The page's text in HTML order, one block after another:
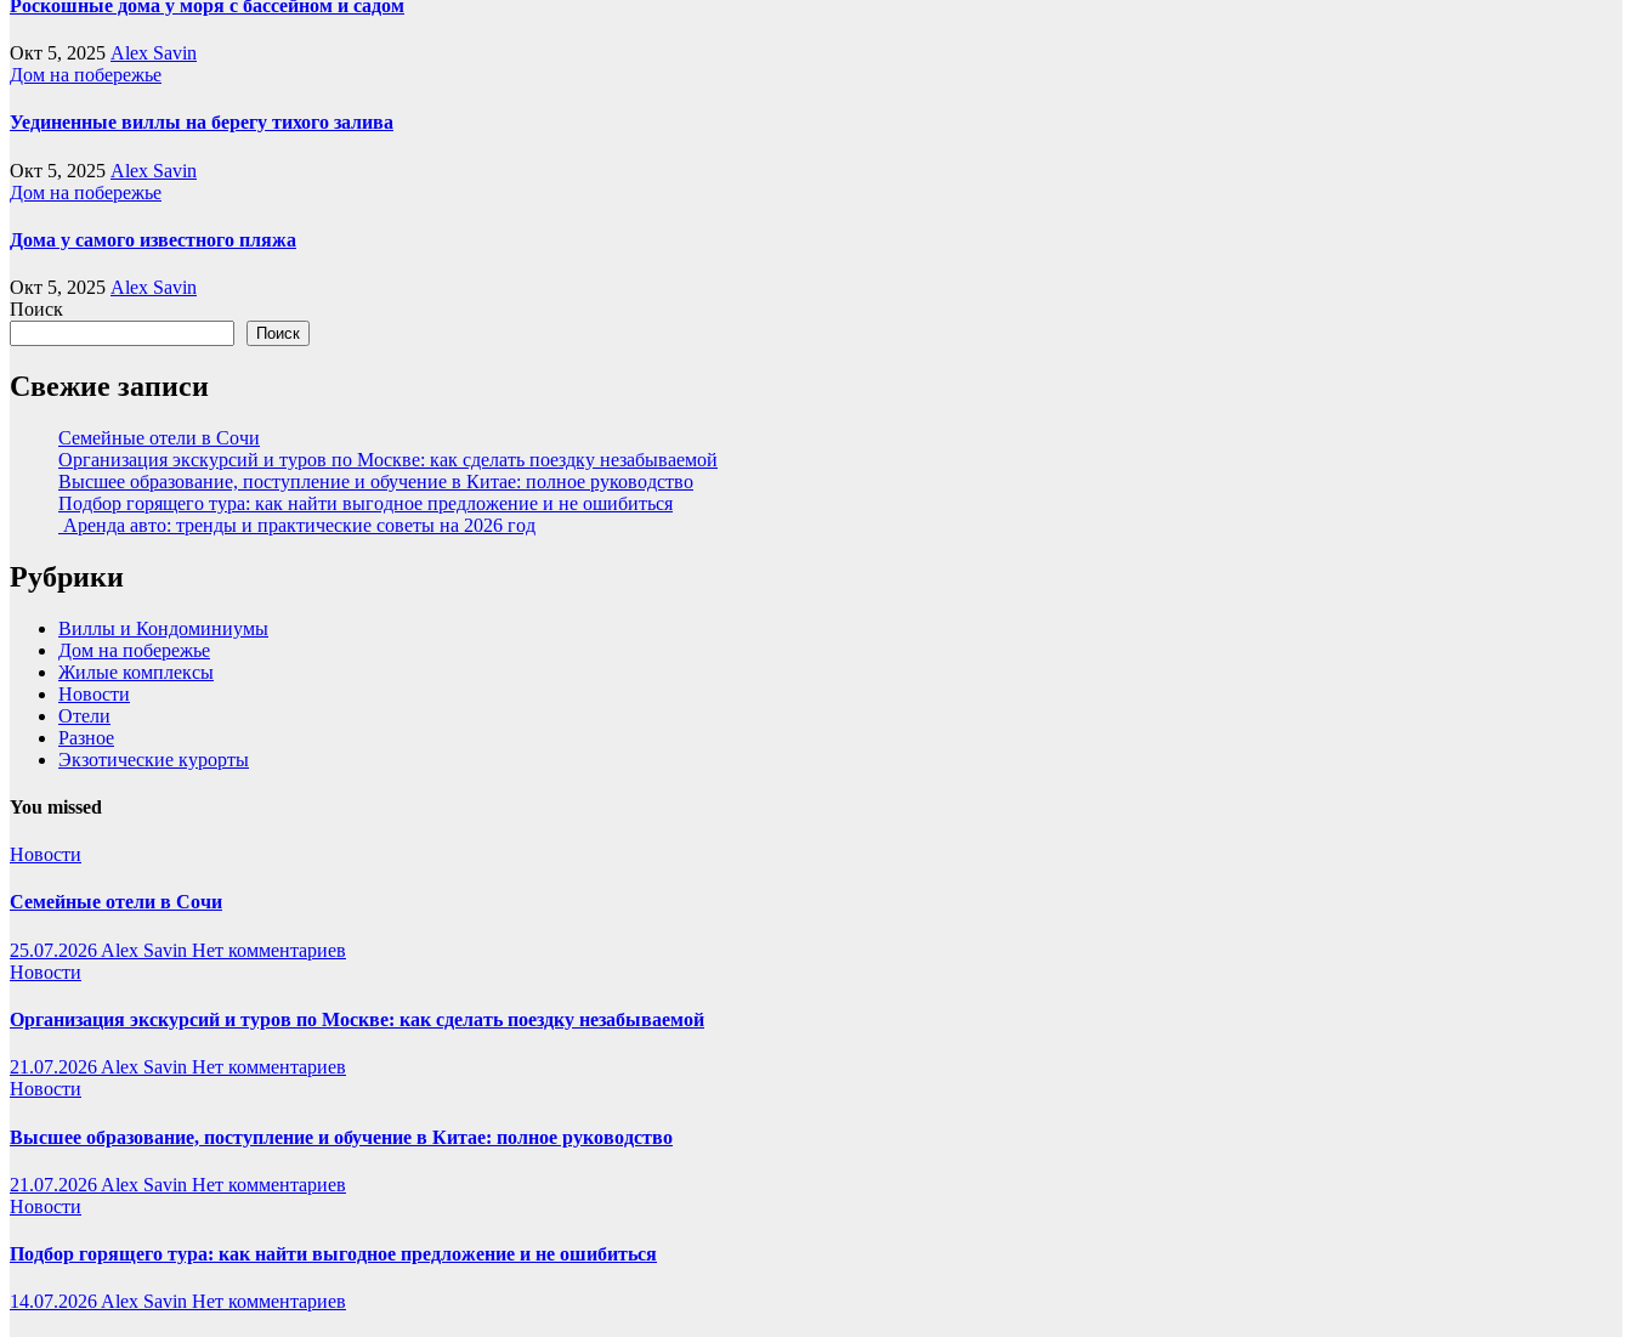
Роскошные дома у моря с бассейном и садом
Окт 5, 2025 Alex Savin
Дом на побережье
Уединенные виллы на берегу тихого залива
Окт 5, 2025 Alex Savin
Дом на побережье
Дома у самого известного пляжа
Окт 5, 2025 Alex Savin
Поиск
Поиск
Свежие записи
Семейные отели в Сочи
Организация экскурсий и туров по Москве: как сделать поездку незабываемой
Высшее образование, поступление и обучение в Китае: полное руководство
Подбор горящего тура: как найти выгодное предложение и не ошибиться
Аренда авто: тренды и практические советы на 2026 год
Рубрики
Виллы и Кондоминиумы
Дом на побережье
Жилые комплексы
Новости
Отели
Разное
Экзотические курорты
You missed
Новости
Семейные отели в Сочи
25.07.2026 Alex Savin Нет комментариев
Новости
Организация экскурсий и туров по Москве: как сделать поездку незабываемой
21.07.2026 Alex Savin Нет комментариев
Новости
Высшее образование, поступление и обучение в Китае: полное руководство
21.07.2026 Alex Savin Нет комментариев
Новости
Подбор горящего тура: как найти выгодное предложение и не ошибиться
14.07.2026 Alex Savin Нет комментариев